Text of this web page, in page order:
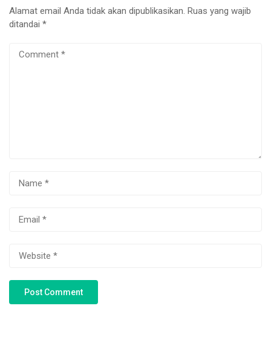
Alamat email Anda tidak akan dipublikasikan. Ruas yang wajib
ditandai *